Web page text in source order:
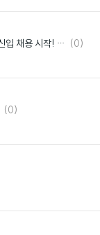
공공기관 정규직 취업! 한국산업안전보건공단 하반기 신입 채용 시작! (~8/24) 댓
(0)
댓
(0)